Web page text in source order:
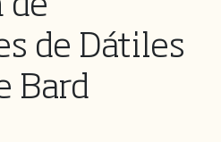
de
de Dátiles
Bard